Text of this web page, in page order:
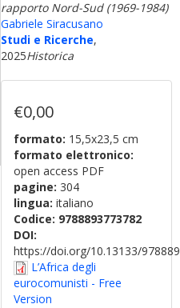
rapporto Nord-Sud (1969-1984)
Gabriele Siracusano
Studi e Ricerche,
2025Historica
€0,00
formato: 15,5x23,5 cm
formato elettronico:
open access PDF
pagine: 304
lingua: italiano
Codice: 9788893773782
DOI:
https://doi.org/10.13133/
L’Africa degli
eurocomunisti - Free
Version